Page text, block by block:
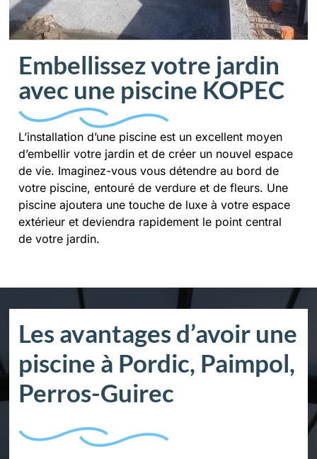
Embellissez votre jardin
avec une piscine KOPEC
L’installation d’une piscine est un excellent moyen
d’embellir votre jardin et de créer un nouvel espace
de vie. Imaginez-vous vous détendre au bord de
votre piscine, entouré de verdure et de fleurs. Une
piscine ajoutera une touche de luxe à votre espace
extérieur et deviendra rapidement le point central
de votre jardin.
Les avantages d’avoir une
piscine à Pordic, Paimpol,
Perros-Guirec